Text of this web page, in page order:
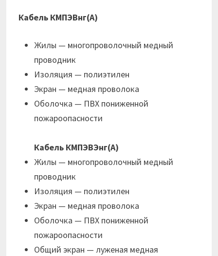
Кабель КМПЭВнг(А)
Жилы — многопроволочный медный
проводник
Изоляция — полиэтилен
Экран — медная проволока
Оболочка — ПВХ пониженной
пожароопасности
Кабель КМПЭВЭнг(А)
Жилы — многопроволочный медный
проводник
Изоляция — полиэтилен
Экран — медная проволока
Оболочка — ПВХ пониженной
пожароопасности
Общий экран — луженая медная